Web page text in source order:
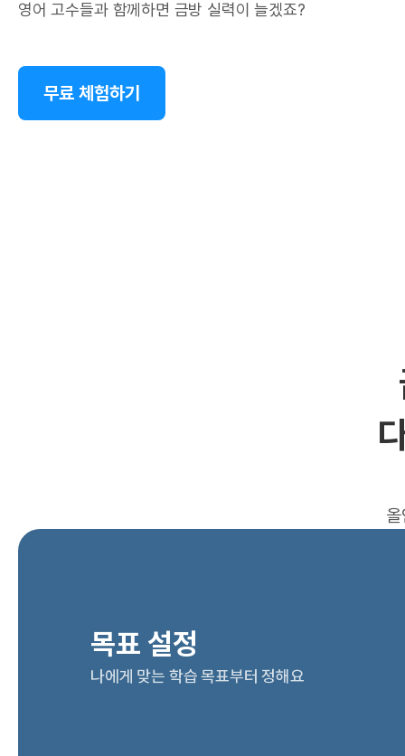
영어 고수들과 함께하면 금방 실력이 늘겠죠?
무료 체험하기
목표 설정
나에게 맞는 학습 목표부터 정해요